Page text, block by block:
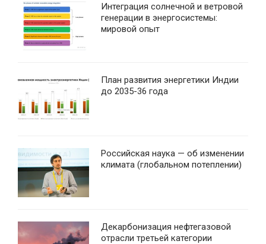
Интеграция солнечной и ветровой
генерации в энергосистемы:
мировой опыт
План развития энергетики Индии
до 2035-36 года
Российская наука — об изменении
климата (глобальном потеплении)
Декарбонизация нефтегазовой
отрасли третьей категории